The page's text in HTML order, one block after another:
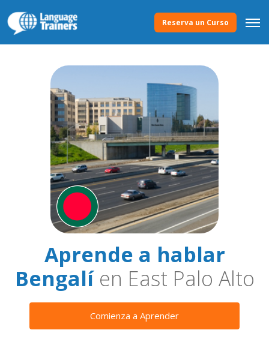
Reserva un Curso
Aprende a hablar
Bengalíen East Palo Alto
Comienza a Aprender